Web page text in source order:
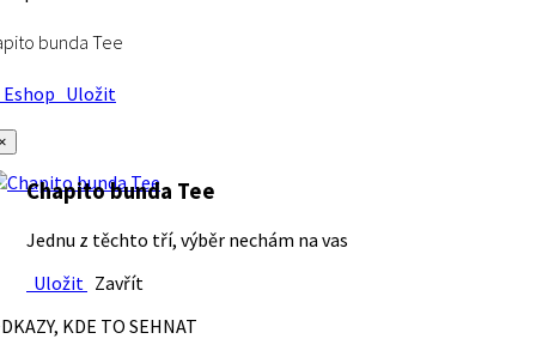
bunda Tee
Uložit
Chapito bunda Tee
Jednu z těchto tří, výběr nechám na vas
Uložit Zavřít
KDE TO SEHNAT